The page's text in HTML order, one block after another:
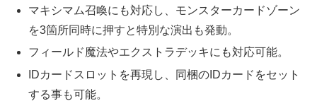
マキシマム召喚にも対応し、モンスターカードゾーン
を3箇所同時に押すと特別な演出も発動。
フィールド魔法やエクストラデッキにも対応可能。
IDカードスロットを再現し、同梱のIDカードをセット
する事も可能。